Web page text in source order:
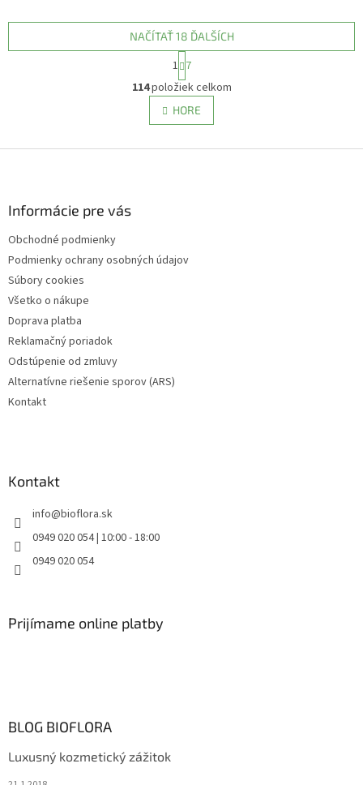
reumatizme.
O
v
l
á
k
NAČÍTAŤ 18 ĎALŠÍCH
t
r
á
n
k
v
1 7
114položiek celkom
HORE
Informácie pre vás
Obchodné podmienky
Podmienky ochrany osobných údajov
Súbory cookies
Všetko o nákupe
Doprava platba
Reklamačný poriadok
Odstúpenie od zmluvy
Alternatívne riešenie sporov (ARS)
Kontakt
Kontakt
info@bioflora.sk
0949 020 054 | 10:00 - 18:00
0949 020 054
Prijímame online platby
BLOG BIOFLORA
Luxusný kozmetický zážitok